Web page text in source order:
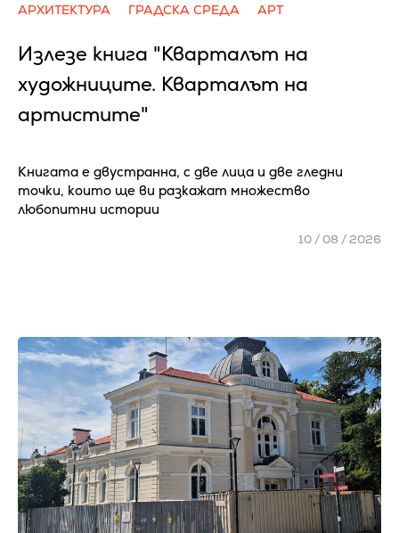
АРХИТЕКТУРА ГРАДСКА СРЕДА АРТ
Излезе книга "Кварталът на
художниците. Кварталът на
артистите"
Книгата е двустранна, с две лица и две гледни
точки, които ще ви разкажат множество
любопитни истории
10 / 08 / 2026